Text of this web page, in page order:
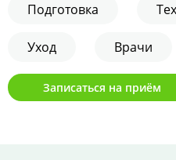
Подготовка
Уход Врачи
Записаться на приём
Личный кабинет
+7 (812)